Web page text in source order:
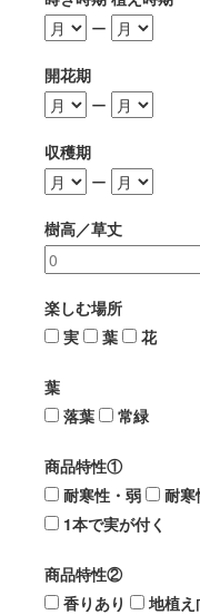
ー
開花期
ー
収穫期
ー
樹高／草丈
楽しむ場所
実
葉 花
葉
落葉
常緑
商品特性①
耐寒性・弱
耐寒
1本で実が付く
商品特性②
香りあり
地植え